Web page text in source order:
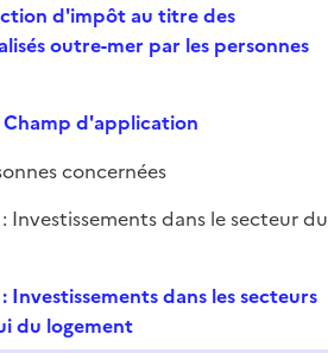
d'impôt au titre des
outre-mer par les personnes
Champ d'application
concernées
Investissements dans le secteur du
Investissements dans les secteurs
du logement